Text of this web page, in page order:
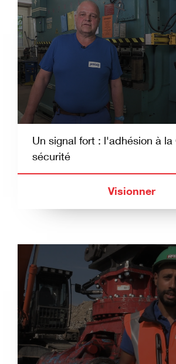
Un signal fort : l'adhésion à
sécurité
Visionner